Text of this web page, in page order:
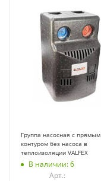
Группа насосная с прямым
контуром без насоса в
теплоизоляции VALFEX
В наличии: 6
Арт.: